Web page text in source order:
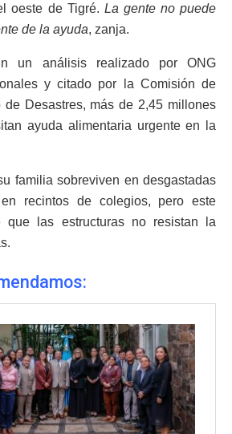
oeste de Tigré. La gente no puede
de la ayuda, zanja.
un análisis realizado por ONG
y citado por la Comisión de
Desastres, más de 2,45 millones
ayuda alimentaria urgente en la
familia sobreviven en desgastadas
recintos de colegios, pero este
que las estructuras no resistan la